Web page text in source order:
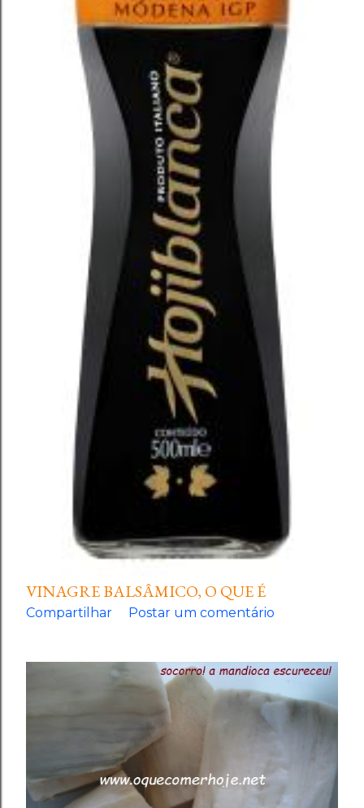
VINAGRE BALSÂMICO, O QUE É
Compartilhar Postar um comentário